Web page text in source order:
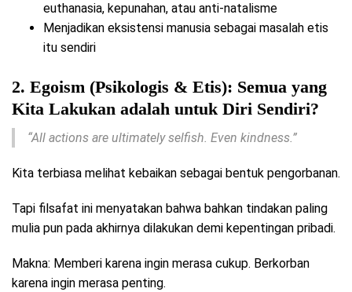
euthanasia, kepunahan, atau anti-natalisme
Menjadikan eksistensi manusia sebagai masalah etis
itu sendiri
2. Egoism (Psikologis & Etis): Semua yang
Kita Lakukan adalah untuk Diri Sendiri?
“All actions are ultimately selfish. Even kindness.”
Kita terbiasa melihat kebaikan sebagai bentuk pengorbanan.
Tapi filsafat ini menyatakan bahwa bahkan tindakan paling
mulia pun pada akhirnya dilakukan demi kepentingan pribadi.
Makna: Memberi karena ingin merasa cukup. Berkorban
karena ingin merasa penting.